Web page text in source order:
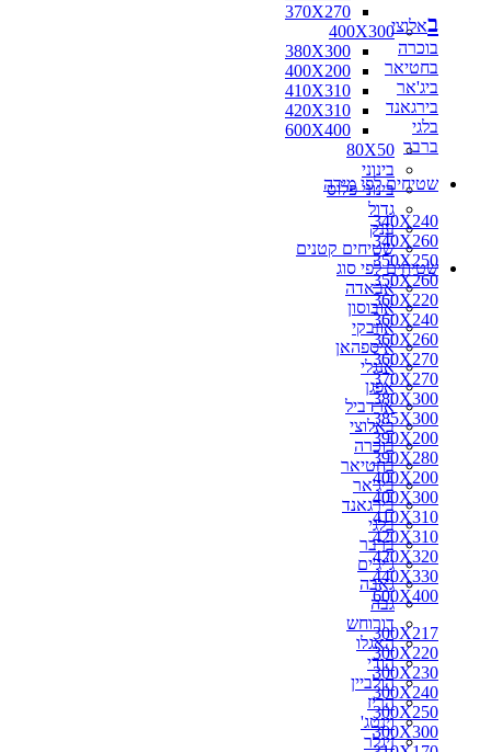
370X270
400X300
380X300
400X200
410X310
420X310
600X400
80X50
בינוני
בינוני פלוס
גדול
ענק
שטיחים קטנים
שטיחים לפי סוג
אבאדה
אובוסון
אוזבקי
איספהאן
אנגלי
אפגן
ארדביל
באלוצי
בוכרה
בחטיאר
ביג'אר
בירגאנד
בלגי
ברבר
ג'יג'ים
גאבה
גבה
דורוחש
האגלו
הודי
הולביין
הריז
וינטג'
זיגלר
באלוצי
בוכרה
בחטיאר
ביג'אר
בירגאנד
בלגי
ברבר
שטיחים לפי מידה
340X240
340X260
350X250
350X260
360X220
360X240
360X260
360X270
370X270
380X300
385X300
390X200
390X280
400X200
400X300
410X310
420X310
420X320
440X330
600X400
300X217
300X220
300X230
300X240
300X250
300X300